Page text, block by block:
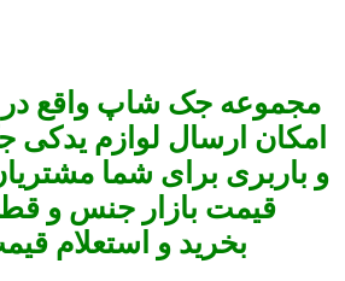
مجموعه جک شاپ واقع در
امکان ارسال لوازم یدکی
و باربری برای شما
قیمت بازار جنس و
بخرید و استعلام